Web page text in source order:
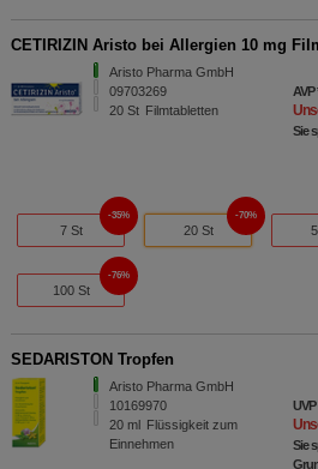
CETIRIZIN Aristo bei Allergien 10 mg
Aristo Pharma GmbH
09703269
20 St Filmtabletten
AVP
Sie
7 St
35%
20 St
70%
100 St
76%
SEDARISTON Tropfen
Aristo Pharma GmbH
10169970
20 ml Flüssigkeit zum
Einnehmen
UVP
Sie